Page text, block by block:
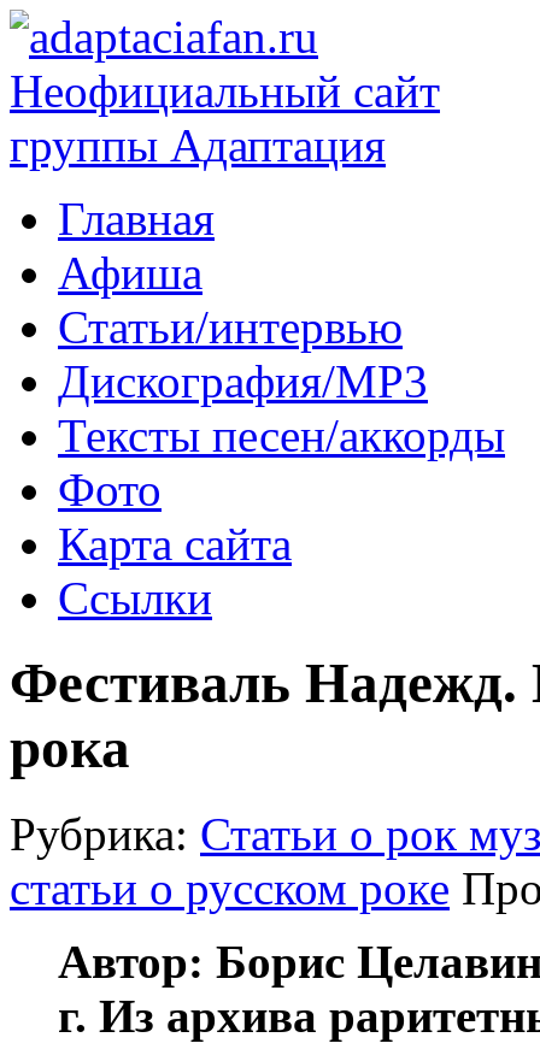
Главная
Афиша
Статьи/интервью
Дискография/MP3
Тексты песен/аккорды
Фото
Карта сайта
Ссылки
Фестиваль Надежд.
рока
Рубрика: Статьи о рок
статьи о русском роке
Автор: Борис
г. Из архива